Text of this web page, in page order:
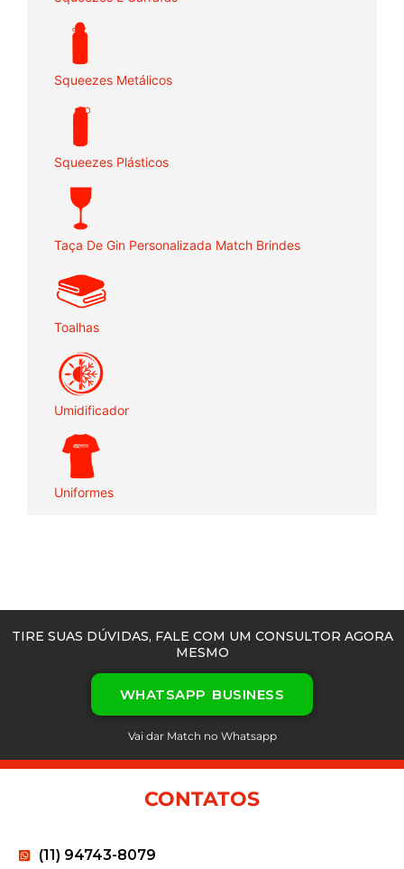
Squeezes Metálicos
Squeezes Plásticos
Taça De Gin Personalizada Match Brindes
Toalhas
Umidificador
Uniformes
TIRE SUAS DÚVIDAS, FALE COM UM CONSULTOR AGORA
MESMO
WHATSAPP BUSINESS
Vai dar Match no Whatsapp
CONTATOS
(11) 94743-8079